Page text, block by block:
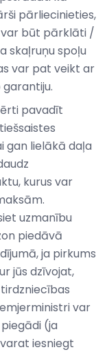
pārliecinieties,
var būt pārklāti /
skaļruņu spoļu
var pat veikt ar
pavadīt
gan lielākā daļa
kurus var
uzmanību
piedāvā
ja pirkums
jūs dzīvojat,
var
(ja
iesniegt